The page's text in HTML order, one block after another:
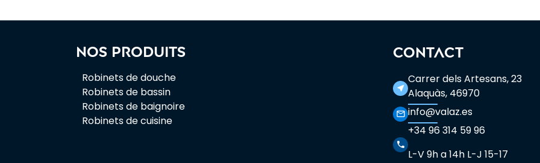
Nos produits
Robinets de douche
Robinets de bassin
Robinets de baignoire
Robinets de cuisine
CONTACT
near_me
Carrer dels Artesans, 23
Alaquàs, 46970
mail_outline info@valaz.es
phone
+34 96 314 59 96
L-V 9h a 14h L-J 15-17